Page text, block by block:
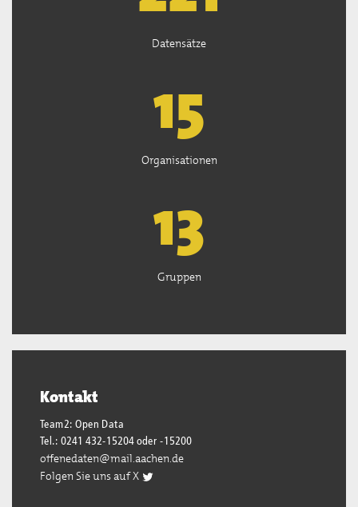
Datensätze
15
Organisationen
13
Gruppen
Kontakt
Team2: Open Data
Tel.: 0241 432-15204 oder -15200
offenedaten@mail.aachen.de
Folgen Sie uns auf X